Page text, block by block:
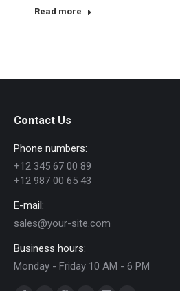
Read more
Contact Us
Phone numbers:
+12 345 67 00 89
+12 987 00 65 43
E-mail:
sales@your-site.com
Business hours:
Monday - Friday 10 AM - 6 PM